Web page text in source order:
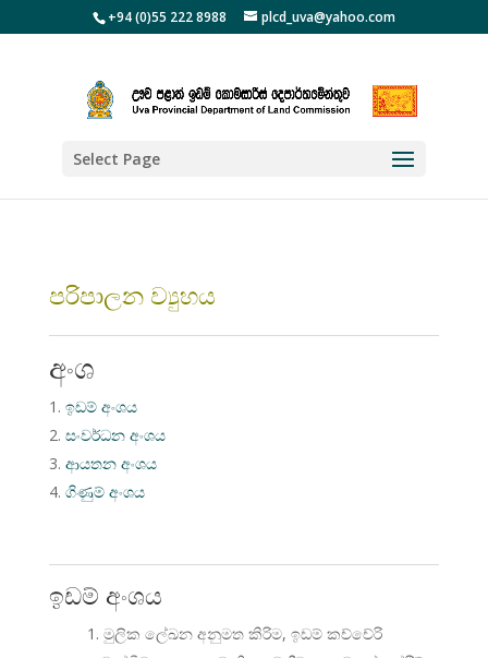
+94 (0)55 222 8988 plcd_uva@yahoo.com
Select Page
පරිපාලන ව්‍යුහය
අංශ
ඉඩම් අංශය
සංවර්ධන අංශය
ආයතන අංශය
ගිණුම් අංශය
ඉඩම් අංශය
මුලික ලේඛන අනුමත කිරිම, ඉඩම් කච්චේරි